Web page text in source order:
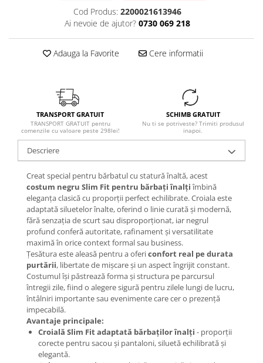
Cod Produs: 2200021613946
Ai nevoie de ajutor? 0730 069 218
Adauga la Favorite Cere informatii
TRANSPORT GRATUIT
TRANSPORT GRATUIT pentru
comenzile cu valoare peste 298lei!
SCHIMB GRATUIT
Nu ti se potriveste? Trimiti produsul
inapoi.
Descriere
Creat special pentru bărbatul cu statură înaltă, acest
costum negru Slim Fit pentru bărbați înalțiîmbină
eleganța clasică cu proporții perfect echilibrate. Croiala este
adaptată siluetelor înalte, oferind o linie curată și modernă,
fără senzația de scurt sau disproporționat, iar negrul
profund conferă autoritate, rafinament și versatilitate
maximă în orice context formal sau business.
Țesătura este aleasă pentru a ofericonfort real pe durata
purtării, libertate de mișcare și un aspect îngrijit constant.
Costumul își păstrează forma și structura pe parcursul
întregii zile, fiind o alegere sigură pentru zilele lungi de lucru,
întâlniri importante sau evenimente care cer o prezență
impecabilă.
Avantaje principale:
Croială Slim Fit adaptată bărbaților înalți - proporții
corecte pentru sacou și pantaloni, siluetă echilibrată și
elegantă.